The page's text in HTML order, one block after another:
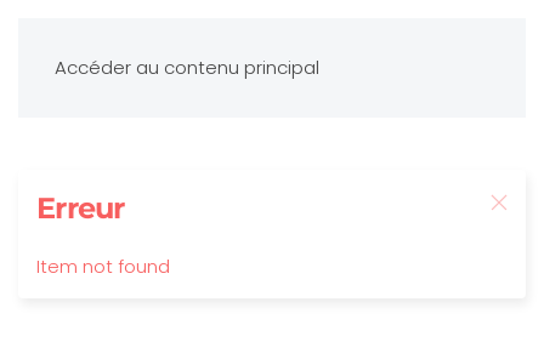
Accéder au contenu principal
Erreur
Item not found